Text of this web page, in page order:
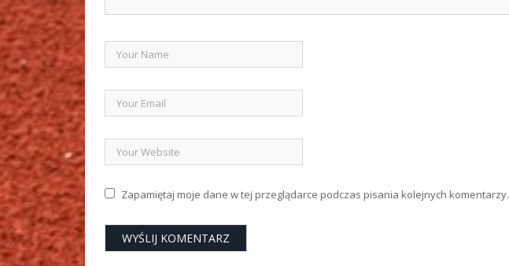
Zapamiętaj moje dane w tej przeglądarce podczas pisania kolejnych komentarzy.